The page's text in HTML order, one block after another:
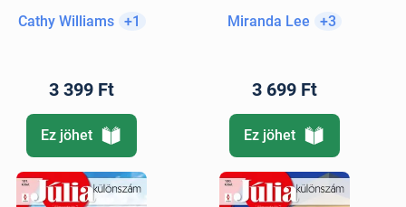
Cathy Williams
+1
3 399 Ft
Ez jöhet
szerelem városa
Miranda Lee
+3
3 699 Ft
Ez jöhet